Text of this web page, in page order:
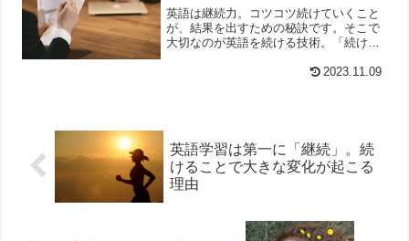
英語は継続力。コツコツ続けていくこと
が、結果を出すための秘訣です。そこで
大切なのが英語を続ける技術。「続ける
2023.11.09
英語学習は第一に「継続」。続
けることで大きな変化が起こる
理由